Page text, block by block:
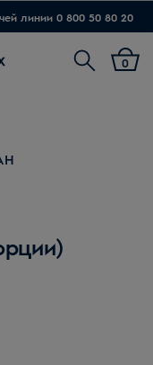
Поиск 0